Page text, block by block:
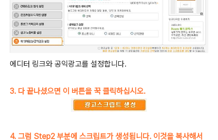
에디터 링크와 공익광고를 설정합니다.
3. 다 끝나셨으면 이 버튼을 꾹 클릭하십시오.
4. 그럼 Step2 부분에 스크립트가 생성됩니다. 이것을 복사해서